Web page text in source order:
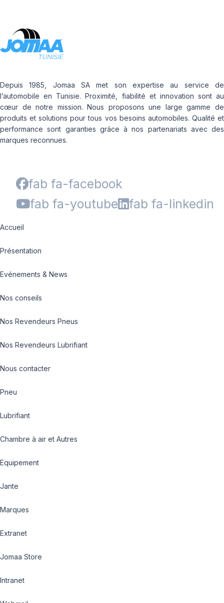
Depuis 1985, Jomaa SA met son expertise au service de
l’automobile en Tunisie. Proximité, fiabilité et innovation sont au
cœur de notre mission. Nous proposons une large gamme de
produits et solutions pour tous vos besoins automobiles. Qualité et
performance sont garanties grâce à nos partenariats avec des
marques reconnues.
fab fa-facebook
fab fa-youtube
fab fa-linkedin
Accueil
Présentation
Evénements & News
Nos conseils
Nos Revendeurs Pneus
Nos Revendeurs Lubrifiant
Nous contacter
Pneu
Lubrifiant
Chambre à air et Autres
Equipement
Jante
Marques
Extranet
Jomaa Store
Intranet